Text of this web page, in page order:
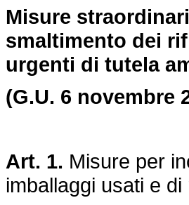
Misure
smaltimento dei
urgenti di tutela
(G.U. 6 novembre
Art. 1. Misure per
imballaggi usati e